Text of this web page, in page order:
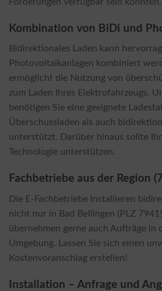
Kombination von BiDi und
Bidirektionales Laden kann
Photovoltaikanlagen kombiniert
ermöglicht die Nutzung von
zum Laden Ihres Elektrofahrzeugs.
benötigen Sie eine geeignete
Überschussladen als auch
unterstützt. Darüber hinaus sollte Ihr
Technologie unterstützen.
Fachbetriebe aus der Region
Die E-Fachbetriebe installieren
nicht nur in Bad Bellingen (PLZ
übernehmen gerne auch Aufträge in
Umgebung. Lassen Sie sich einen
Kostenvoranschlag erstellen!
Installation – Anfrage und